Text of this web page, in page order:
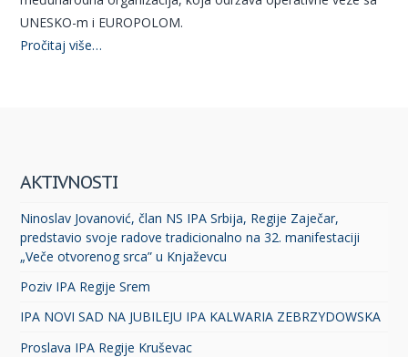
UNESKO-m i EUROPOLOM.
Pročitaj više…
AKTIVNOSTI
Ninoslav Jovanović, član NS IPA Srbija, Regije Zaječar,
predstavio svoje radove tradicionalno na 32. manifestaciji
„Veče otvorenog srca” u Knjaževcu
Poziv IPA Regije Srem
IPA NOVI SAD NA JUBILEJU IPA KALWARIA ZEBRZYDOWSKA
Proslava IPA Regije Kruševac